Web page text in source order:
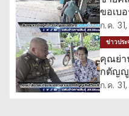
รื่
อ
ง
ขอเบ
ก.ค.
ข่าวปร
คุณย่า
กตัญญู
ก.ค.